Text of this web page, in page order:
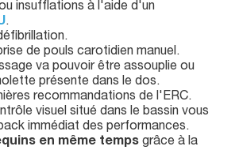
insufflations à l'aide d'un
.
de pouls carotidien manuel.
va pouvoir être assouplie ou
présente dans le dos.
recommandations de l'ERC.
visuel situé dans le bassin vous
immédiat des performances.
en même temps grâce à la